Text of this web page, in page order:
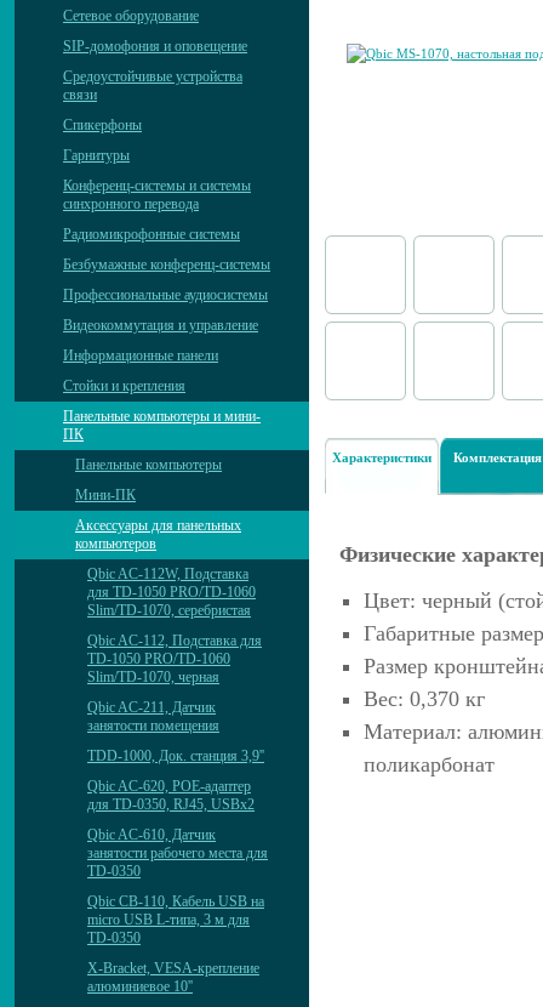
Сетевое оборудование
SIP-домофония и оповещение
Средоустойчивые устройства
связи
Спикерфоны
Гарнитуры
Конференц-системы и системы
синхронного перевода
Радиомикрофонные системы
Безбумажные конференц-системы
Профессиональные аудиосистемы
Видеокоммутация и управление
Информационные панели
Стойки и крепления
Панельные компьютеры и мини-
ПК
Панельные компьютеры
Мини-ПК
Аксессуары для панельных
компьютеров
Qbic AC-112W, Подставка
для TD-1050 PRO/TD-1060
Slim/TD-1070, серебристая
Qbic AC-112, Подставка для
TD-1050 PRO/TD-1060
Slim/TD-1070, черная
Qbic AC-211, Датчик
занятости помещения
TDD-1000, Док. станция 3,9''
Qbic AC-620, POE-адаптер
для TD-0350, RJ45, USBx2
Qbic AC-610, Датчик
занятости рабочего места для
TD-0350
Qbic CB-110, Кабель USB на
micro USB L-типа, 3 м для
TD-0350
X-Bracket, VESA-крепление
алюминиевое 10''
Характеристики Комплектация
Физические
Цвет: черный
Габаритные
Размер
Вес: 0,370 кг
Материал:
поликарбонат